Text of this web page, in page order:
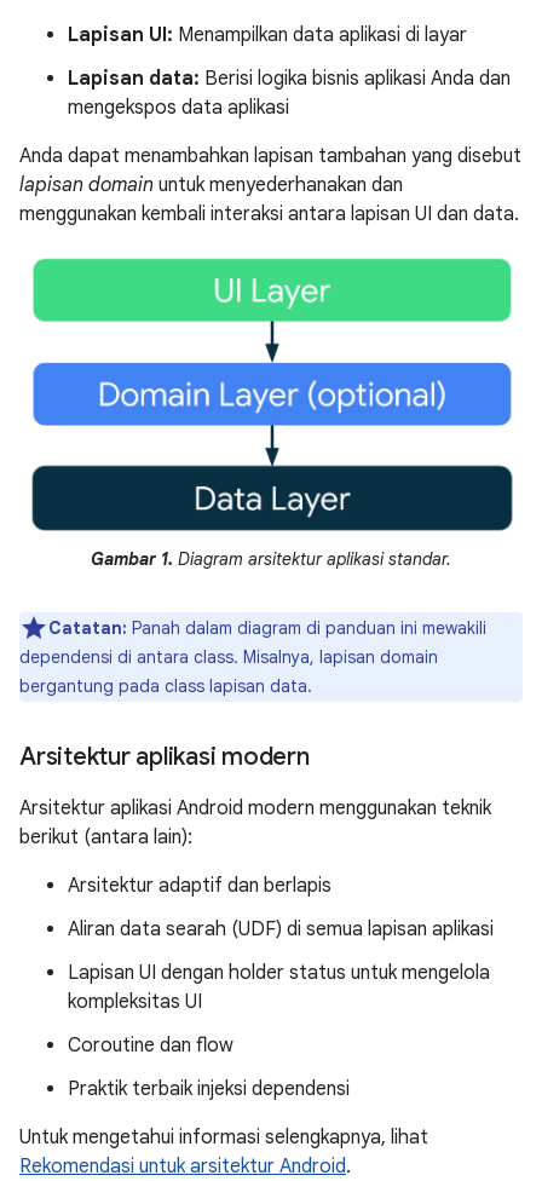
Lapisan UI: Menampilkan data aplikasi di layar
Lapisan data: Berisi logika bisnis aplikasi Anda dan
mengekspos data aplikasi
Anda dapat menambahkan lapisan tambahan yang disebut
lapisan domain untuk menyederhanakan dan
menggunakan kembali interaksi antara lapisan UI dan data.
Gambar 1. Diagram arsitektur aplikasi standar.
Catatan: Panah dalam diagram di panduan ini mewakili
dependensi di antara class. Misalnya, lapisan domain
bergantung pada class lapisan data.
Arsitektur aplikasi modern
Arsitektur aplikasi Android modern menggunakan teknik
berikut (antara lain):
Arsitektur adaptif dan berlapis
Aliran data searah (UDF) di semua lapisan aplikasi
Lapisan UI dengan holder status untuk mengelola
kompleksitas UI
Coroutine dan flow
Praktik terbaik injeksi dependensi
Untuk mengetahui informasi selengkapnya, lihat
Rekomendasi untuk arsitektur Android.